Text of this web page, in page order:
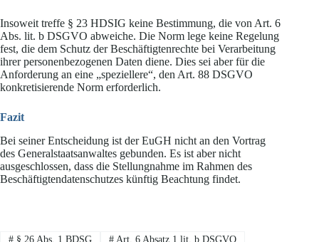
Insoweit treffe § 23 HDSIG keine Bestimmung, die von Art. 6
Abs. lit. b DSGVO abweiche. Die Norm lege keine Regelung
fest, die dem Schutz der Beschäftigtenrechte bei Verarbeitung
ihrer personenbezogenen Daten diene. Dies sei aber für die
Anforderung an eine „speziellere“, den Art. 88 DSGVO
konkretisierende Norm erforderlich.
Fazit
Bei seiner Entscheidung ist der EuGH nicht an den Vortrag
des Generalstaatsanwaltes gebunden. Es ist aber nicht
ausgeschlossen, dass die Stellungnahme im Rahmen des
Beschäftigtendatenschutzes künftig Beachtung findet.
#§ 26 Abs. 1 BDSG #Art. 6 Absatz 1 lit. b DSGVO